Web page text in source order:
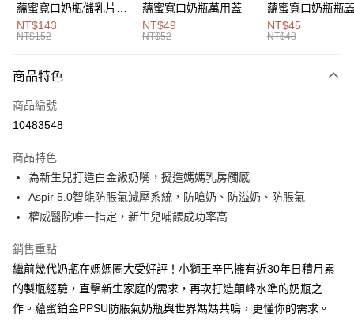
全盈+PAY
大哥付你分期
【大哥付你分期使用說明】
2.付款方式選擇「大哥付你分期」，訂單成立後會自動跳轉到大哥付的交易
流程，驗證手機門號後，選擇欲分期的期數、繳款截止日，確認付款後即完
3.實際核准額度、可分期數及費用金額請依後續交易確認頁面所載為準。
4.訂單成立30分鐘內，如未前往確認交易或遇審核未通過，訂單將自動取
消。如遇「轉專審核」未通過狀況，表示未達大哥付你分期系統評分，恕無
法說明評估內容。
1.分期款項不併入電信帳單，「大哥付你分期」於每月結算日後寄送繳費提
2.透過簡訊連結打開帳單後，可選擇「超商條碼／台灣大直營門市／銀行轉
帳／街口支付／iPASS MONEY」等通路繳費。
【注意事項】
1.本服務係由「台灣大哥大股份有限公司」（以下簡稱本公司）所提供，讓
相關說明
【關於「AFTEE先享後付」】
便利好安心！
１．簡單：不需註冊會員、不需綁卡、不需儲值。
２．便利：只要手機號碼，簡訊認證，即可結帳。
３．安心：先確認商品／服務後，再付款。
１．於結帳方式選擇「AFTEE先享後付」後，將跳轉至「AFTEE先享後付」
結帳頁面，進行簡訊認證並確認金額後，即可完成結帳。
２．訂單成立數日內，您將收到繳費通知簡訊。
３．收到繳費通知簡訊後14天內，點擊此簡訊中的連結，可透過四大超商／
※ 請注意：結帳手續完成當下不需立刻繳費，但若您需要取消訂單，請聯絡
相關說明
「Hami Point」為中華電信所提供之點數服務，可於會員專區綁定中華電信
會員帳號後，即可在購物車使用 Hami Point 折抵消費金額 (1點等於1元)。
付款後全家取貨
每筆NT$100，滿NT$999(含以上)免運費
付款後萊爾富取貨
蘊蜜寬口奶瓶儲乳片5
入
NT$143
NT$152
蘊蜜寬口奶瓶萬用蓋
NT$49
NT$52
蘊蜜寬口奶瓶瓶
NT$45
NT$48
商品特色
商品編號
10483548
商品特色
為新生兒打造白金級奶嘴，擬造媽媽乳房觸感
Aspir 5.0智能防脹氣減壓系統，防嗆奶、防溢奶、防脹氣
權威醫院唯一指定，新生兒哺餵成功率高
銷售重點
繼前幾代奶瓶在媽媽圈大受好評！小獅王辛巴擁有近30年日積月累
的製瓶經驗，直擊新生家庭的需求，再次打造顛峰水準的奶瓶之
作。蘊蜜鉑金PPSU防脹氣奶瓶與世界媽媽共鳴，更懂你的需求。